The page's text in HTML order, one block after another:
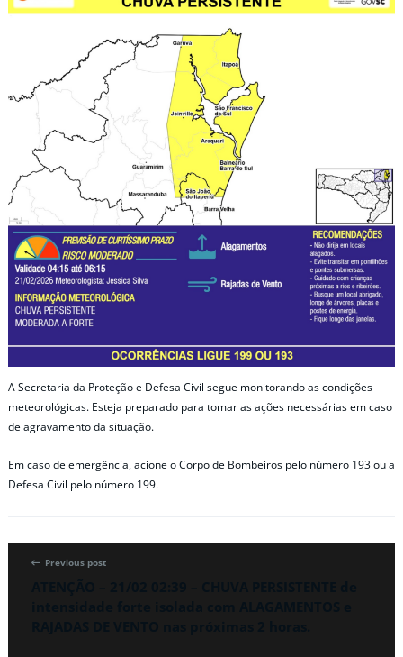
A Secretaria da Proteção e Defesa Civil segue monitorando as condições
meteorológicas. Esteja preparado para tomar as ações necessárias em caso
de agravamento da situação.
Em caso de emergência, acione o Corpo de Bombeiros pelo número 193 ou a
Defesa Civil pelo número 199.
Previous post